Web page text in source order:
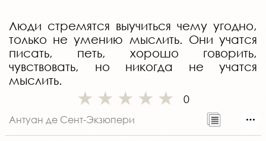
Люди стремятся выучиться чему угодно,
только не умению мыслить. Они учатся
писать, петь, хорошо говорить,
чувствовать, но никогда не учатся
мыслить.
0
Антуан де Сент-Экзюпери